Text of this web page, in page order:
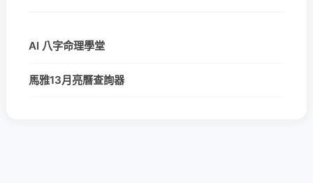
AI 八字命理學堂
馬雅13月亮曆查詢器